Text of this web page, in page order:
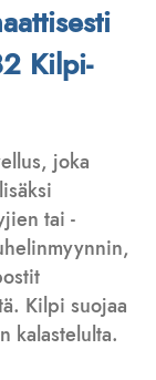
Kilpi-
joka
lisäksi
tai -
Kilpi suojaa
kalastelulta.